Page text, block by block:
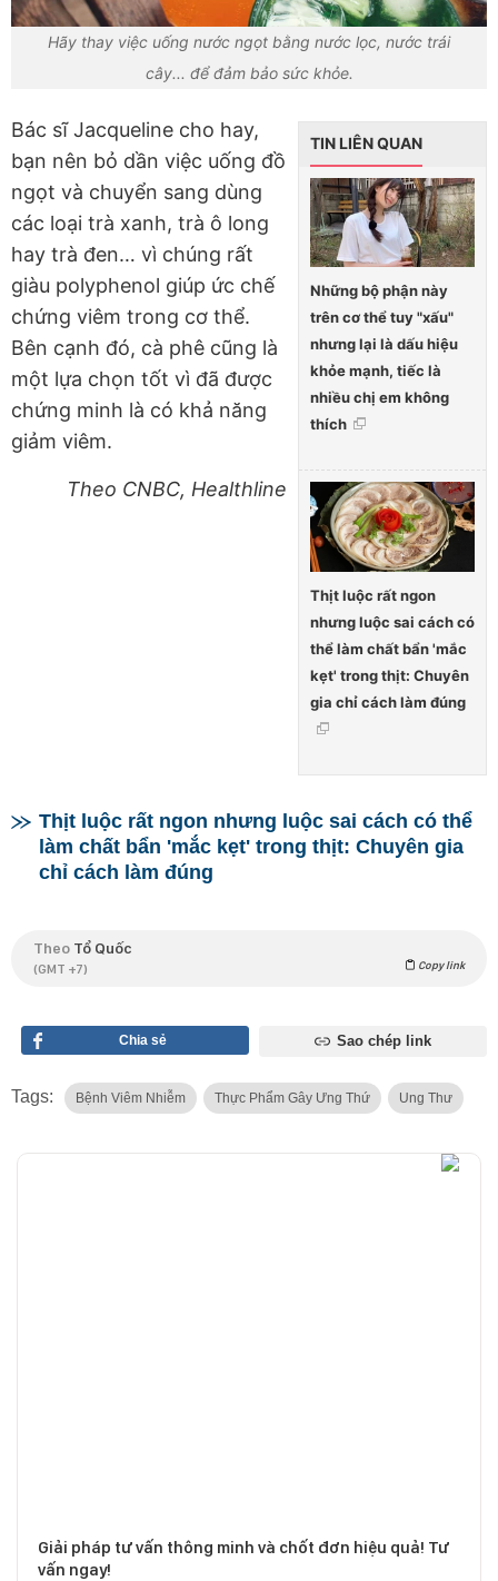
Hãy thay việc uống nước ngọt bằng nước lọc, nước trái
cây... để đảm bảo sức khỏe.
TIN LIÊN QUAN
Những bộ phận này
trên cơ thể tuy "xấu"
nhưng lại là dấu hiệu
khỏe mạnh, tiếc là
nhiều chị em không
thích
Thịt luộc rất ngon
nhưng luộc sai cách có
thể làm chất bẩn 'mắc
kẹt' trong thịt: Chuyên
gia chỉ cách làm đúng
Bác sĩ Jacqueline cho hay,
bạn nên bỏ dần việc uống đồ
ngọt và chuyển sang dùng
các loại trà xanh, trà ô long
hay trà đen… vì chúng rất
giàu polyphenol giúp ức chế
chứng viêm trong cơ thể.
Bên cạnh đó, cà phê cũng là
một lựa chọn tốt vì đã được
chứng minh là có khả năng
giảm viêm.
Theo CNBC, Healthline
Thịt luộc rất ngon nhưng luộc sai cách có thể
làm chất bẩn 'mắc kẹt' trong thịt: Chuyên gia
chỉ cách làm đúng
Theo Tổ Quốc
(GMT +7) Copy link
Chia sẻ Sao chép link
Tags: Bệnh Viêm Nhiễm Thực Phẩm Gây Ưng Thứ Ung Thư
Giải pháp tư vấn thông minh và chốt đơn hiệu quả! Tư
vấn ngay!